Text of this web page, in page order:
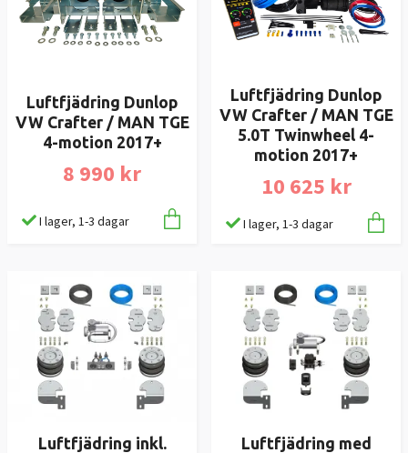
Luftfjädring Dunlop
VW Crafter / MAN TGE
4-motion 2017+
8 990 kr
I lager, 1-3 dagar
Luftfjädring Dunlop
VW Crafter / MAN TGE
5.0T Twinwheel 4-
motion 2017+
10 625 kr
I lager, 1-3 dagar
Luftfjädring inkl.
Luftfjädring med